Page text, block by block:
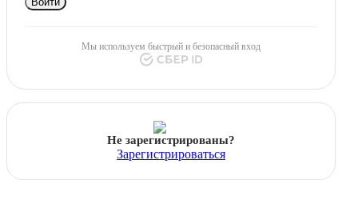
Мы используем быстрый и безопасный вход
Не зарегистрированы?
Зарегистрироваться